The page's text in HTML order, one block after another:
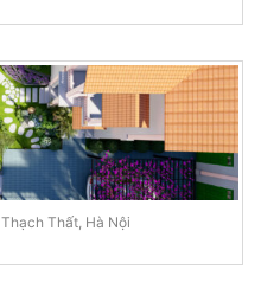
Thất, Hà Nội